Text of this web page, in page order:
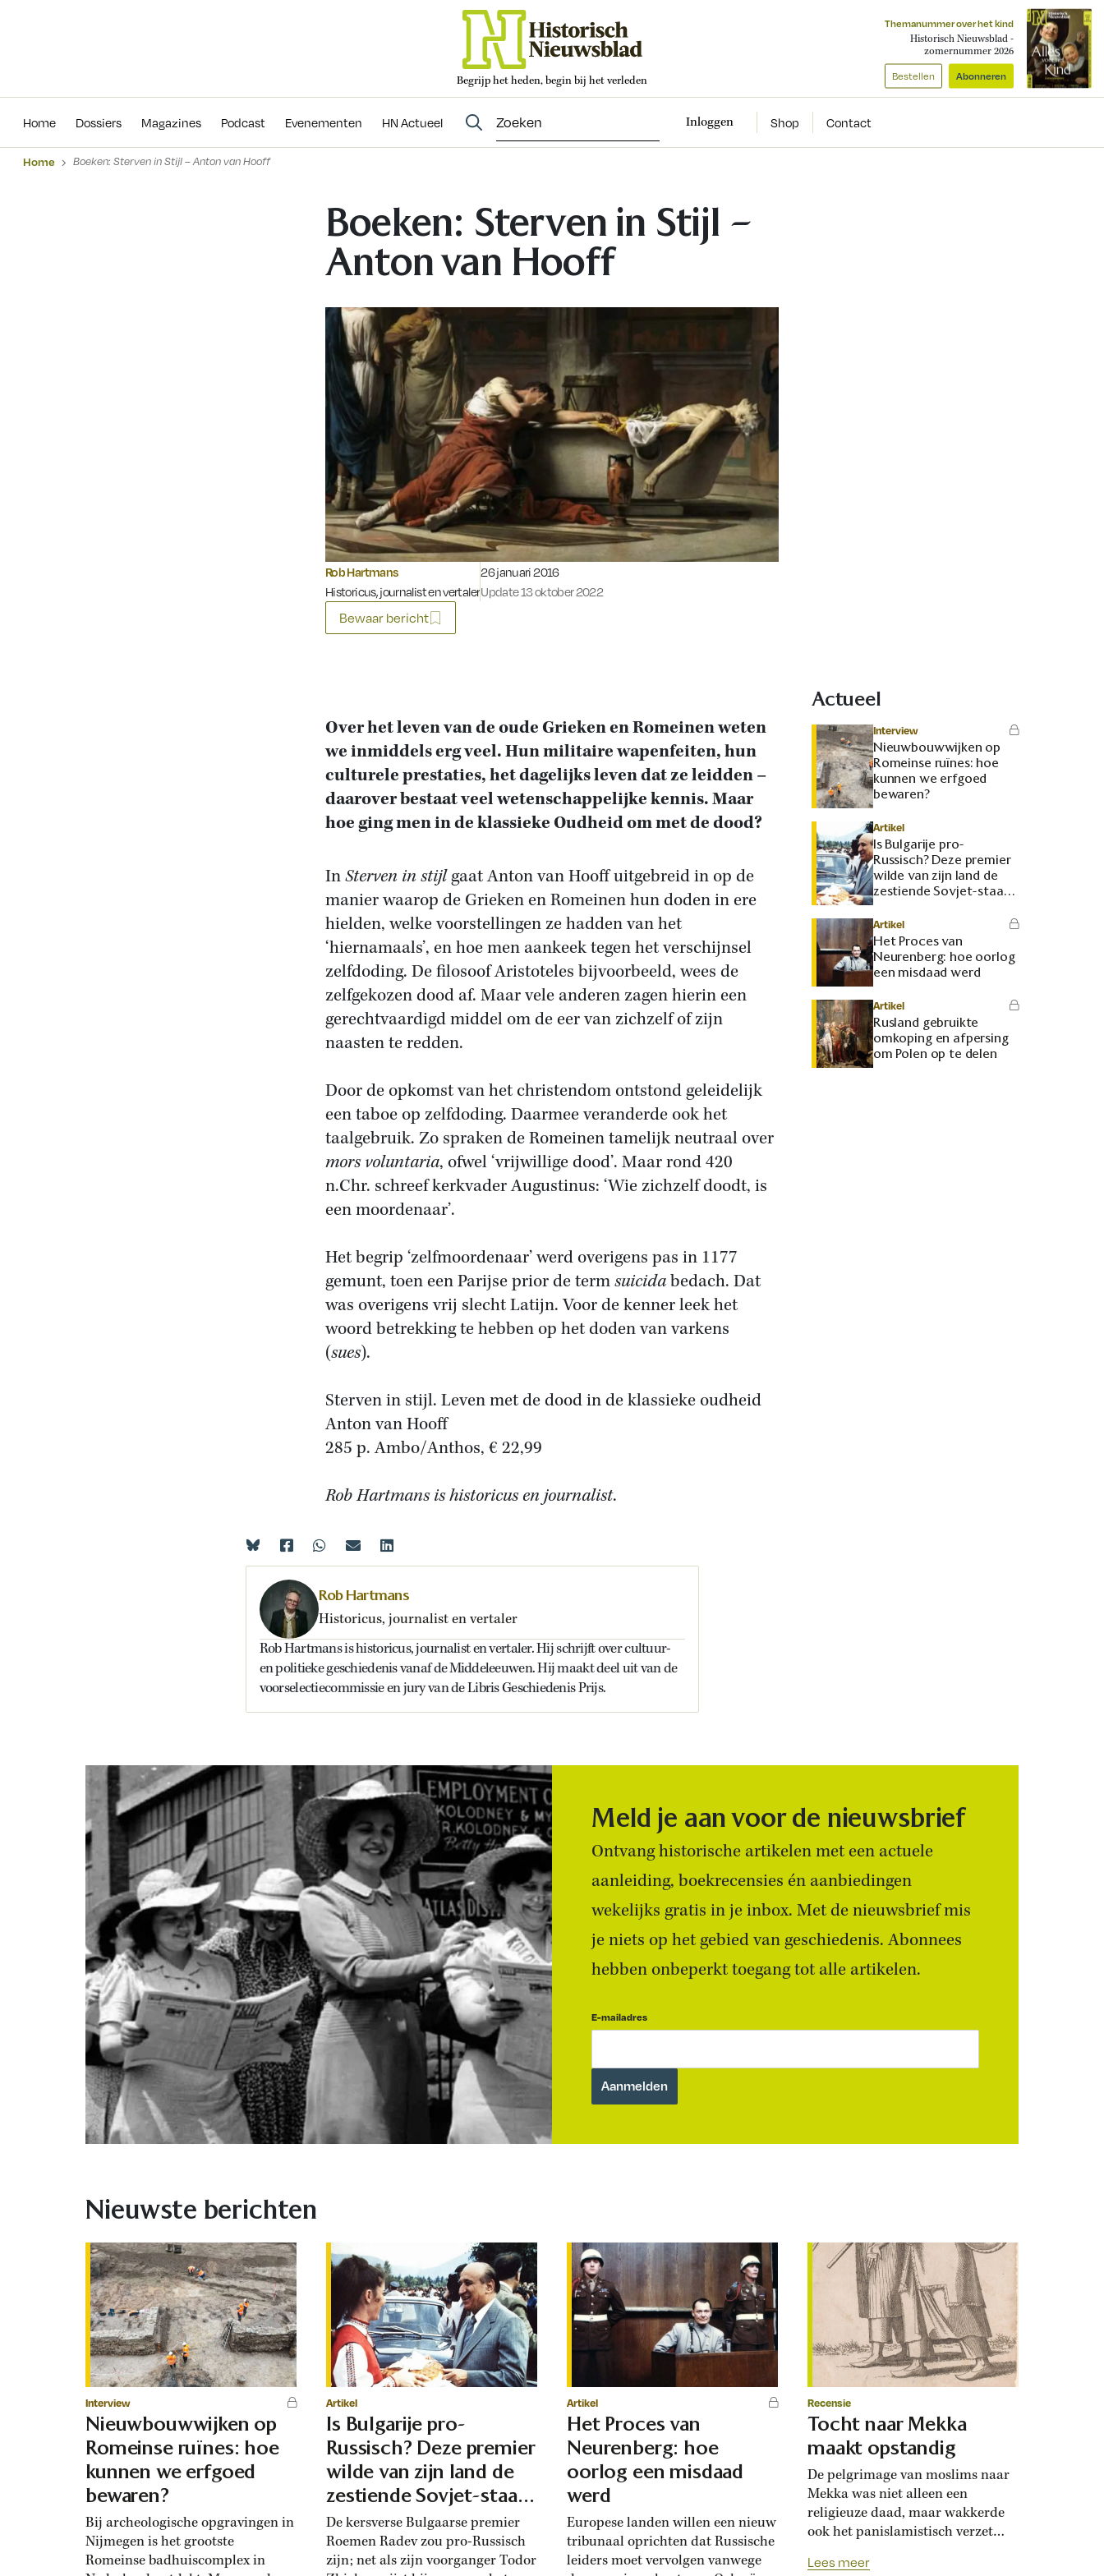
Begrijp het heden, begin bij het verleden
Themanummer over het kind
Historisch Nieuwsblad -
zomernummer 2026
Bestellen Abonneren
Home Dossiers Magazines Podcast Evenementen HN Actueel Inloggen Shop Contact
Evenementen
Home Boeken: Sterven in Stijl – Anton van Hooff
Boeken: Sterven in Stijl –
Anton van Hooff
Rob Hartmans
Historicus, journalist en vertaler
Gepubliceerd op:
26 januari 2016
Update 13 oktober 2022
Bewaar bericht
Over het leven van de oude Grieken en Romeinen weten
we inmiddels erg veel. Hun militaire wapenfeiten, hun
culturele prestaties, het dagelijks leven dat ze leidden –
daarover bestaat veel wetenschappelijke kennis. Maar
hoe ging men in de klassieke Oudheid om met de dood?
InSterven in stijlgaat Anton van Hooff uitgebreid in op de
manier waarop de Grieken en Romeinen hun doden in ere
hielden, welke voorstellingen ze hadden van het
‘hiernamaals’, en hoe men aankeek tegen het verschijnsel
zelfdoding. De filosoof Aristoteles bijvoorbeeld, wees de
zelfgekozen dood af. Maar vele anderen zagen hierin een
gerechtvaardigd middel om de eer van zichzelf of zijn
naasten te redden.
Door de opkomst van het christendom ontstond geleidelijk
een taboe op zelfdoding. Daarmee veranderde ook het
taalgebruik. Zo spraken de Romeinen tamelijk neutraal over
mors voluntaria, ofwel ‘vrijwillige dood’. Maar rond 420
n.Chr. schreef kerkvader Augustinus: ‘Wie zichzelf doodt, is
een moordenaar’.
Het begrip ‘zelfmoordenaar’ werd overigens pas in 1177
gemunt, toen een Parijse prior de termsuicidabedach. Dat
was overigens vrij slecht Latijn. Voor de kenner leek het
woord betrekking te hebben op het doden van varkens
(sues).
Sterven in stijl. Leven met de dood in de klassieke oudheid
Anton van Hooff
285 p. Ambo/Anthos, € 22,99
Rob Hartmans is historicus en journalist.
Actueel
Interview
Nieuwbouwwijken op
Romeinse ruïnes: hoe
kunnen we erfgoed
bewaren?
Artikel
Is Bulgarije pro-
Russisch? Deze premier
wilde van zijn land de
zestiende Sovjet-staat
maken
Artikel
Het Proces van
Neurenberg: hoe oorlog
een misdaad werd
Artikel
Rusland gebruikte
omkoping en afpersing
om Polen op te delen
Rob Hartmans
Historicus, journalist en vertaler
Rob Hartmans is historicus, journalist en vertaler. Hij schrijft over cultuur-
en politieke geschiedenis vanaf de Middeleeuwen. Hij maakt deel uit van de
voorselectiecommissie en jury van de Libris Geschiedenis Prijs.
Meld je aan voor de nieuwsbrief
Ontvang historische artikelen met een actuele
aanleiding, boekrecensies én aanbiedingen
wekelijks gratis in je inbox. Met de nieuwsbrief mis
je niets op het gebied van geschiedenis. Abonnees
hebben onbeperkt toegang tot alle artikelen.
E-mailadres
Nieuwste berichten
Interview
Nieuwbouwwijken op
Romeinse ruïnes: hoe
kunnen we erfgoed
bewaren?
Bij archeologische opgravingen in
Nijmegen is het grootste
Romeinse badhuiscomplex in
Artikel
Is Bulgarije pro-
Russisch? Deze premier
wilde van zijn land de
zestiende Sovjet-staat
maken
De kersverse Bulgaarse premier
Roemen Radev zou pro-Russisch
zijn; net als zijn voorganger Todor
Artikel
Het Proces van
Neurenberg: hoe
oorlog een misdaad
werd
Europese landen willen een nieuw
tribunaal oprichten dat Russische
leiders moet vervolgen vanwege
Recensie
Tocht naar Mekka
maakt opstandig
De pelgrimage van moslims naar
Mekka was niet alleen een
religieuze daad, maar wakkerde
ook het panislamistisch verzet
vreesden koloniale machten
Lees meer